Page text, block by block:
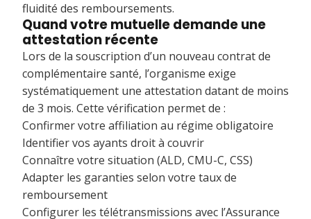
fluidité des remboursements.
Quand votre mutuelle demande une
attestation récente
Lors de la souscription d’un nouveau contrat de
complémentaire santé, l’organisme exige
systématiquement une attestation datant de moins
de 3 mois. Cette vérification permet de :
Confirmer votre affiliation au régime obligatoire
Identifier vos ayants droit à couvrir
Connaître votre situation (ALD, CMU-C, CSS)
Adapter les garanties selon votre taux de
remboursement
Configurer les télétransmissions avec l’Assurance